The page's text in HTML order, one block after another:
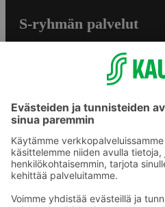
S-ryhmän palvelut
S-ostoslista -sovellus
Prisma.fi
Sokos.fi
S-Pankki
Yhteishyvä
Sokos Hotels
Raflaamo